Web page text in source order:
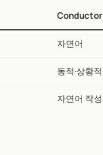
Conductor
자연어
동적·상황적
자연어 작성